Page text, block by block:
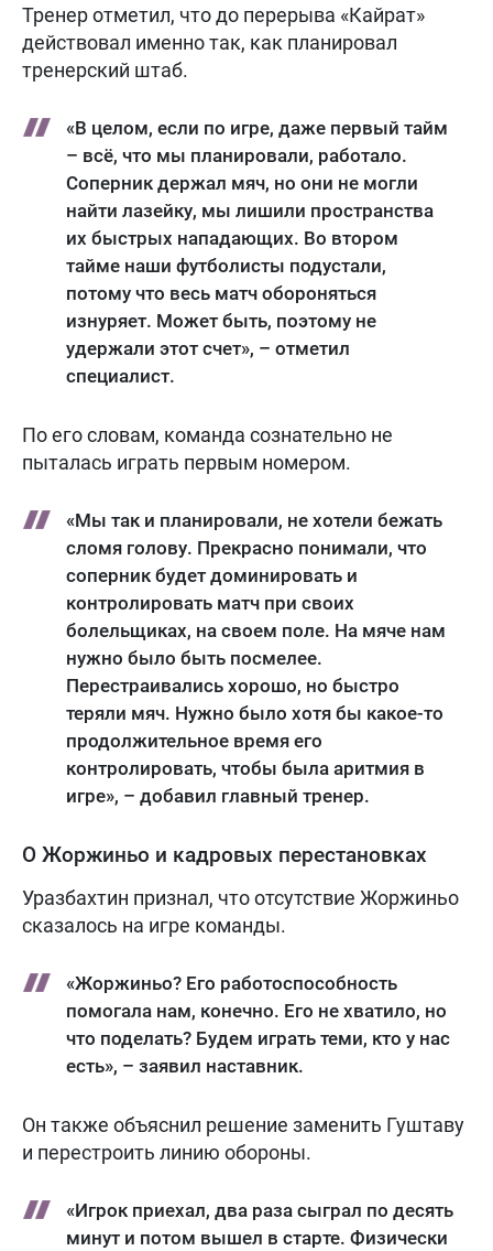
Тренер отметил, что до перерыва «Кайрат»
действовал именно так, как планировал
тренерский штаб.
«В целом, если по игре, даже первый тайм
– всё, что мы планировали, работало.
Соперник держал мяч, но они не могли
найти лазейку, мы лишили пространства
их быстрых нападающих. Во втором
тайме наши футболисты подустали,
потому что весь матч обороняться
изнуряет. Может быть, поэтому не
удержали этот счет», – отметил
специалист.
По его словам, команда сознательно не
пыталась играть первым номером.
«Мы так и планировали, не хотели бежать
сломя голову. Прекрасно понимали, что
соперник будет доминировать и
контролировать матч при своих
болельщиках, на своем поле. На мяче нам
нужно было быть посмелее.
Перестраивались хорошо, но быстро
теряли мяч. Нужно было хотя бы какое-то
продолжительное время его
контролировать, чтобы была аритмия в
игре», – добавил главный тренер.
О Жоржиньо и кадровых перестановках
Уразбахтин признал, что отсутствие Жоржиньо
сказалось на игре команды.
«Жоржиньо? Его работоспособность
помогала нам, конечно. Его не хватило, но
что поделать? Будем играть теми, кто у нас
есть», – заявил наставник.
Он также объяснил решение заменить Гуштаву
и перестроить линию обороны.
«Игрок приехал, два раза сыграл по десять
минут и потом вышел в старте. Физически